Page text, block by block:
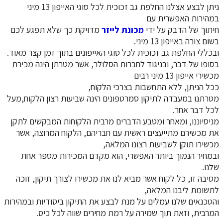
ניתן לבצע אצלנו החלפת גב זכוכית לכל סוגי האייפון 13 מיני
במהירות האפשרית עם
חיתוך של הדבק על ידי מכונת לייזר מדויקת כך שלא תפגע לכם
בשום צורה באייפון 13 מיני.
ובכללי החלפת גב זכוכית לכל סוגי האייפונים בתוך זמן קצר מאוד.
בסופו של דבר, ובניגוד לחברות הסלולר, אשר מטרתן הינה מכירת
מכשירי אייפון 13 מיני רבים
ככל הניתן, ללא התחשבות בצרכי הלקוח,
מטרתנו במעבדה לתיקון סמרטפונים הינה שביעות רצון הלקוח,מעל
לכל דבר אחר.
​​​​​​​מניסיוננו, ומאחר ומטבע הדברים מרבית הלקוחות המבקשים לתקן
את מכשירם מתייעצים ראשית עם חבריהם, הלקוח המרוצה, אשר
מכשירו תוקן לשביעות רצונו המלאה,
ובמחיר הנמוך ביותר האפשרי, הוא מקדם המכירות מספר אחת
שלנו.
מסיבה זו, כל לקוח אשר מביא לנו את מכשירו לצורך תיקון, זוכה
לתשומת ליבנו המלאה,
והטכנאים שלנו עמלים על מנת לבצע את התיקון ביסודיות ובמהירות
המרבית, וזאת תוך שמירה על רמת מחירים שווה לכל כיס.